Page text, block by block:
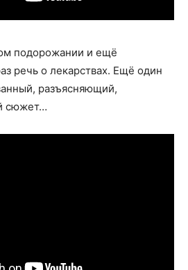
подорожании и ещё
речь о лекарствах. Ещё один
разъясняющий,
сюжет…